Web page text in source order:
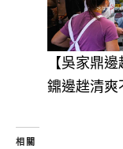
【吳家鼎
鐤邊趖清爽
相關